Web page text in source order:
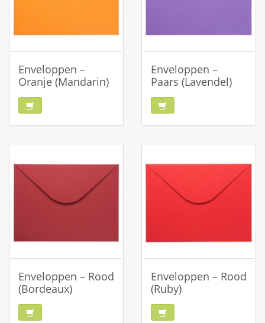
Enveloppen –
Oranje (Mandarin)
Enveloppen –
Paars (Lavendel)
Enveloppen – Rood
(Bordeaux)
Enveloppen – Rood
(Ruby)